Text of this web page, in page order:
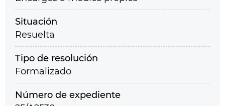
Situación
Resuelta
Tipo de resolución
Formalizado
Número de expediente